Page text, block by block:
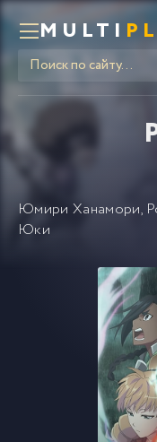
MULTI
Юмири Ханамори,
Юки